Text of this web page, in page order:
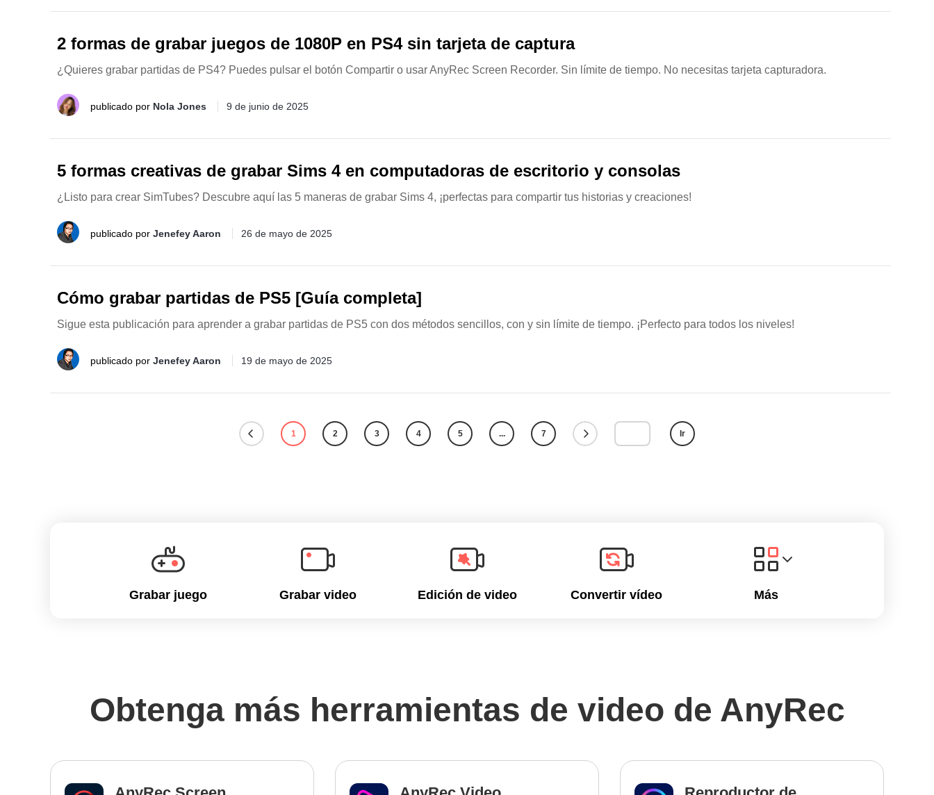
2 formas de grabar juegos de 1080P en PS4 sin tarjeta de captura
¿Quieres grabar partidas de PS4? Puedes pulsar el botón Compartir o usar AnyRec Screen Recorder. Sin límite de tiempo. No necesitas tarjeta capturadora.
publicado por Nola Jones 9 de junio de 2025
5 formas creativas de grabar Sims 4 en computadoras de escritorio y consolas
¿Listo para crear SimTubes? Descubre aquí las 5 maneras de grabar Sims 4, ¡perfectas para compartir tus historias y creaciones!
publicado por Jenefey Aaron 26 de mayo de 2025
Cómo grabar partidas de PS5 [Guía completa]
Sigue esta publicación para aprender a grabar partidas de PS5 con dos métodos sencillos, con y sin límite de tiempo. ¡Perfecto para todos los niveles!
publicado por Jenefey Aaron 19 de mayo de 2025
1 2 3 4 5 ... 7 Ir
Grabar juego Grabar video Edición de video Convertir vídeo Más
Obtenga más herramientas de video de AnyRec